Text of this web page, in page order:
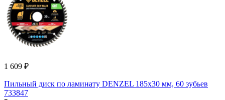
1 609 ₽
Пильный диск по ламинату DENZEL 185x30 мм, 60 зубьев
733847